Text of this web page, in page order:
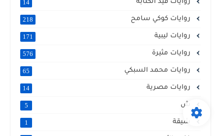
روايات قيد الكتابة 14
روايات كوكي سامح 218
روايات ليبية 171
روايات مثيرة 576
روايات محمد السبكي 65
روايات مصرية 14
ش 5
شيقة 1